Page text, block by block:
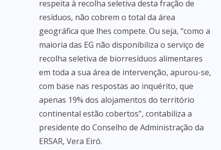
respeita à recolha seletiva desta fração de
resíduos, não cobrem o total da área
geográfica que lhes compete. Ou seja, “como a
maioria das EG não disponibiliza o serviço de
recolha seletiva de biorresíduos alimentares
em toda a sua área de intervenção, apurou-se,
com base nas respostas ao inquérito, que
apenas 19% dos alojamentos do território
continental estão cobertos”, contabiliza a
presidente do Conselho de Administração da
ERSAR, Vera Eiró.